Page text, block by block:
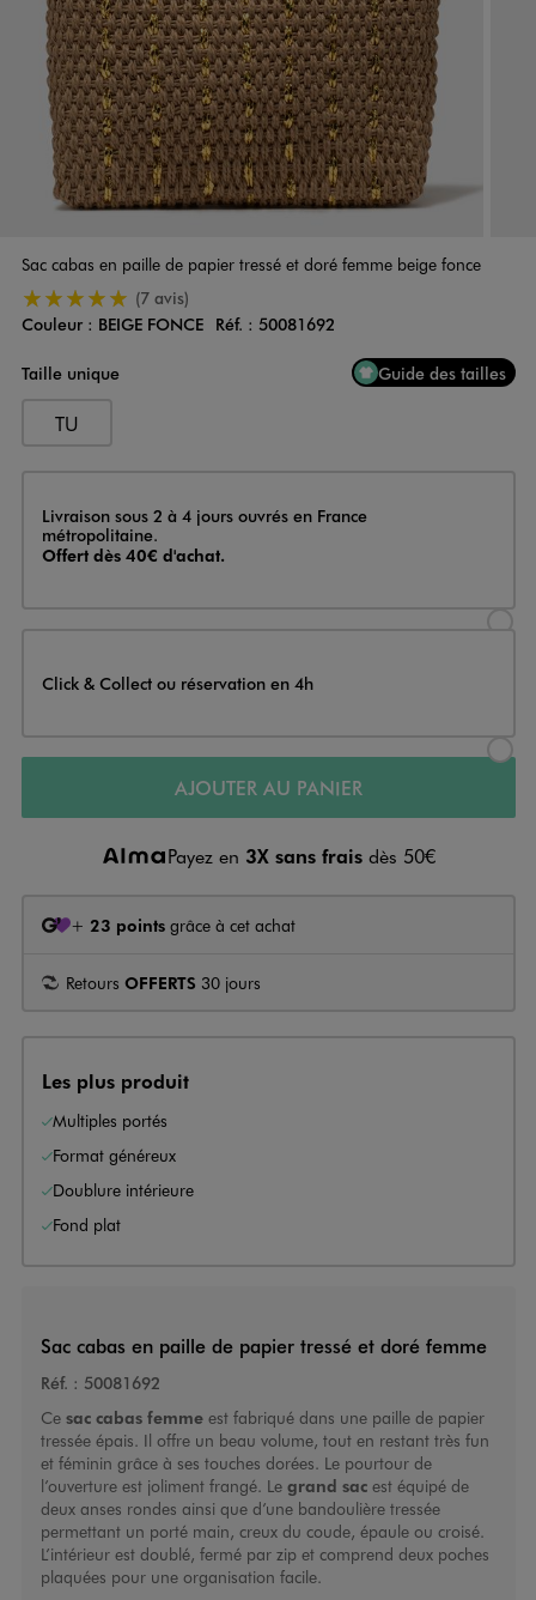
Sac cabas en paille de papier tressé et doré femme beige fonce
5/5 de moyenne(7 avis)
Couleur
Couleur : BEIGE FONCE Réf. : 50081692
Taille unique
Guide des tailles
TU
Livraison
Livraison sous 2 à 4 jours ouvrés en France
métropolitaine.
Offert dès 40€ d'achat.
Click & Collect ou réservation en 4h
AJOUTER AU PANIER
Payez en 3X sans frais dès 50€
+ 23 points grâce à cet achat
Retours OFFERTS 30 jours
Les plus produit
Multiples portés
Format généreux
Doublure intérieure
Fond plat
Sac cabas en paille de papier tressé et doré femme
Réf. : 50081692
Ce sac cabas femmeest fabriqué dans une paille de papier
tressée épais. Il offre un beau volume, tout en restant très fun
et féminin grâce à ses touches dorées. Le pourtour de
l’ouverture est joliment frangé. Le grand sacest équipé de
deux anses rondes ainsi que d’une bandoulière tressée
permettant un porté main, creux du coude, épaule ou croisé.
L’intérieur est doublé, fermé par zip et comprend deux poches
plaquées pour une organisation facile.